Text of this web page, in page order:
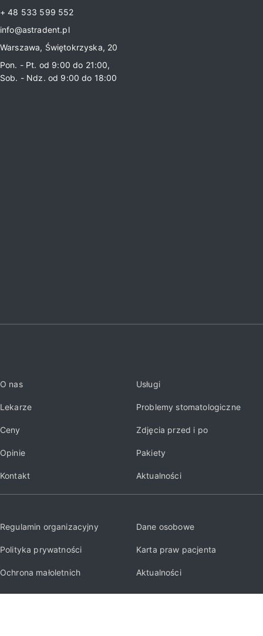
+ 48 533 599 552
info@astradent.pl
Warszawa, Świętokrzyska, 20
Pon. - Pt. od 9:00 do 21:00,
Sob. - Ndz. od 9:00 do 18:00
O nas Usługi
Lekarze Problemy stomatologiczne
Ceny Zdjęcia przed i po
Opinie Pakiety
Kontakt Aktualności
Regulamin organizacyjny Dane osobowe
Polityka prywatności Karta praw pacjenta
Ochrona małoletnich Aktualności